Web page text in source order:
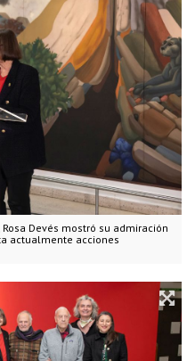
Devés mostró su admiración
actualmente acciones